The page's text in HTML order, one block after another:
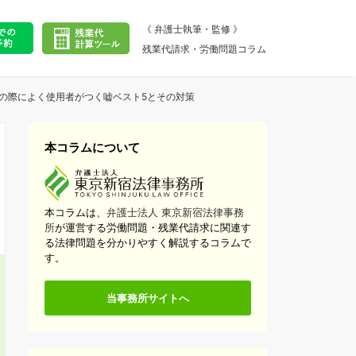
《 弁護士執筆・監修 》
残業代請求・労働問題コラム
際によく使用者がつく嘘ベスト5とその対策
本コラムについて
本コラムは、 弁護士法人 東京新宿法律事務
所が運営する労働問題・残業代請求に関連す
る法律問題を分かりやすく解説するコラムで
す。
当事務所サイトへ